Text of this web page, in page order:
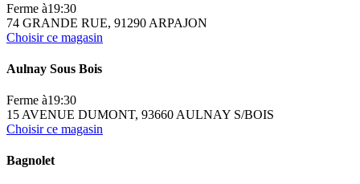
Ferme à19:30
74 GRANDE RUE, 91290 ARPAJON
Choisir ce magasin
Aulnay Sous Bois
Ferme à19:30
15 AVENUE DUMONT, 93660 AULNAY S/BOIS
Choisir ce magasin
Bagnolet